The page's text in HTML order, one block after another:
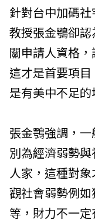
針對台中加碼
教授張金鶚卻
關申請人資格
這才是首要項
是有美中不足的
張金鶚強調，
別為經濟弱勢
人家，這種對
觀社會弱勢例
等，財力不一